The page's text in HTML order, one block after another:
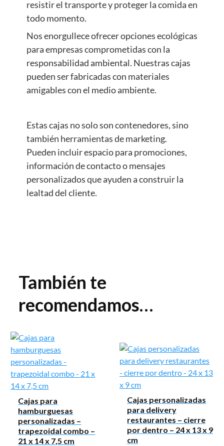
resistir el transporte y proteger la comida en
todo momento.
Nos enorgullece ofrecer opciones ecológicas
para empresas comprometidas con la
responsabilidad ambiental. Nuestras cajas
pueden ser fabricadas con materiales
amigables con el medio ambiente.
Estas cajas no solo son contenedores, sino
también herramientas de marketing.
Pueden incluir espacio para promociones,
información de contacto o mensajes
personalizados que ayuden a construir la
lealtad del cliente.
También te
recomendamos…
Cajas para
hamburguesas
personalizadas –
trapezoidal combo –
21 x 14 x 7,5 cm
Cajas personalizadas
para delivery
restaurantes – cierre
por dentro – 24 x 13 x 9
cm